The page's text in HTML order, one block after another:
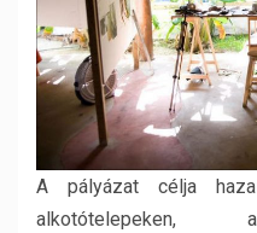
A pályázat célja
alkotótelepeken,